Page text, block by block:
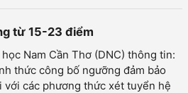
từ 15-23 điểm
Nam Cần Thơ (DNC) thông tin:
thức công bố ngưỡng đảm bảo
các phương thức xét tuyển hệ